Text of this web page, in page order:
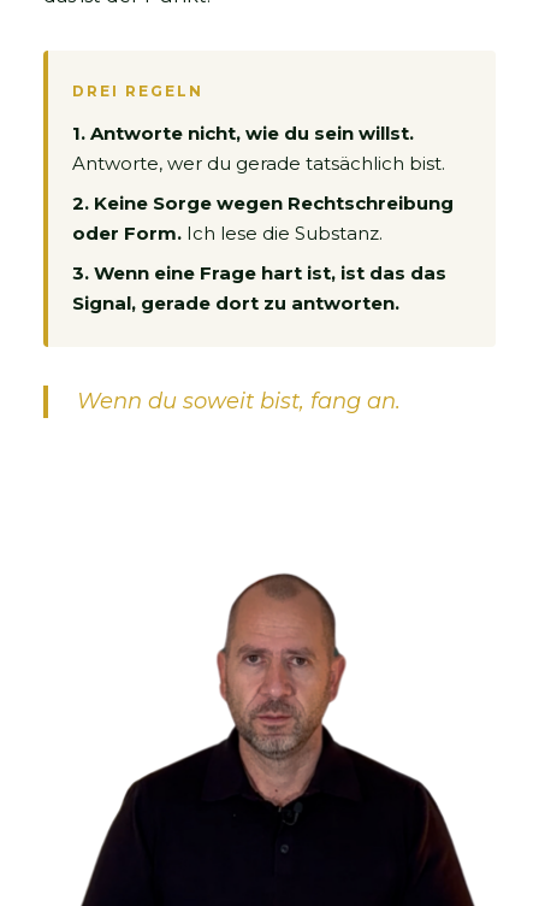
DREI REGELN
1. Antworte nicht, wie du sein willst.
Antworte, wer du gerade tatsächlich bist.
2. Keine Sorge wegen Rechtschreibung
oder Form. Ich lese die Substanz.
3. Wenn eine Frage hart ist, ist das das
Signal, gerade dort zu antworten.
Wenn du soweit bist, fang an.